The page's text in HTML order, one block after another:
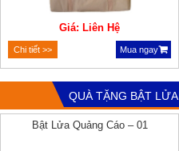
Giá: Liên Hệ
Chi tiết >> Mua ngay
QUÀ TẶNG BẬT LỬA
Bật Lửa Quảng Cáo – 01